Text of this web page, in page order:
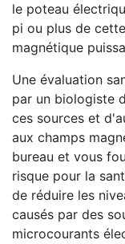
le poteau
pi ou plus de
magnétique
Une évaluation
par un biologiste
ces sources et
aux champs
bureau et vous
risque pour la
de réduire les
causés par des
microcourants